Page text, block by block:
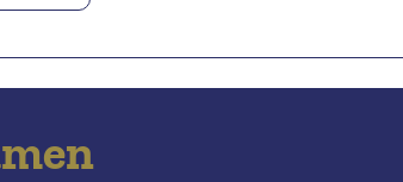
is voor iedereen in te zien op de site
door de werkgroep onderhouden,